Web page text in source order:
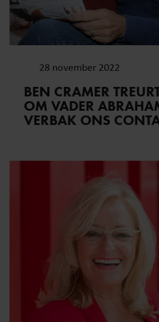
28 november 2022
BEN CRAMER
OM VADER ABRAHAM:
VERBAK ONS